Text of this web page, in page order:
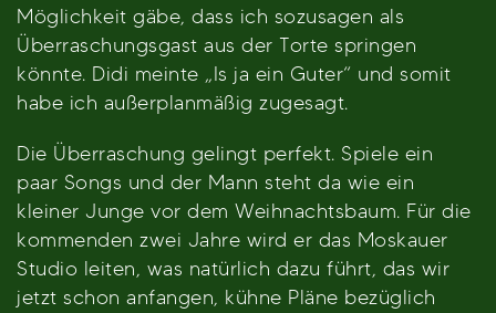
Möglichkeit gäbe, dass ich sozusagen als
Überraschungsgast aus der Torte springen
könnte. Didi meinte „Is ja ein Guter“ und somit
habe ich außerplanmäßig zugesagt.
Die Überraschung gelingt perfekt. Spiele ein
paar Songs und der Mann steht da wie ein
kleiner Junge vor dem Weihnachtsbaum. Für die
kommenden zwei Jahre wird er das Moskauer
Studio leiten, was natürlich dazu führt, das wir
jetzt schon anfangen, kühne Pläne bezüglich